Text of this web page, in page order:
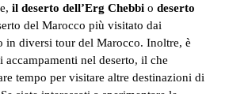
il deserto dell’Erg Chebbi o deserto
del Marocco più visitato dai
in diversi tour del Marocco. Inoltre, è
nel deserto, il che
tempo per visitare altre destinazioni di